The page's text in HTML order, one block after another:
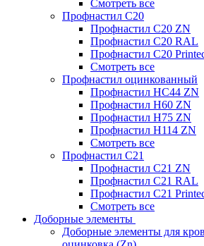
Смотреть все
Профнастил C20
Профнастил С20 ZN
Профнастил С20 RAL
Профнастил С20
Смотреть все
Профнастил оцинкованный
Профнастил НС44 ZN
Профнастил Н60 ZN
Профнастил Н75 ZN
Профнастил Н114 ZN
Смотреть все
Профнастил C21
Профнастил С21 ZN
Профнастил С21 RAL
Профнастил С21
Смотреть все
Доборные элементы
Доборные элементы для